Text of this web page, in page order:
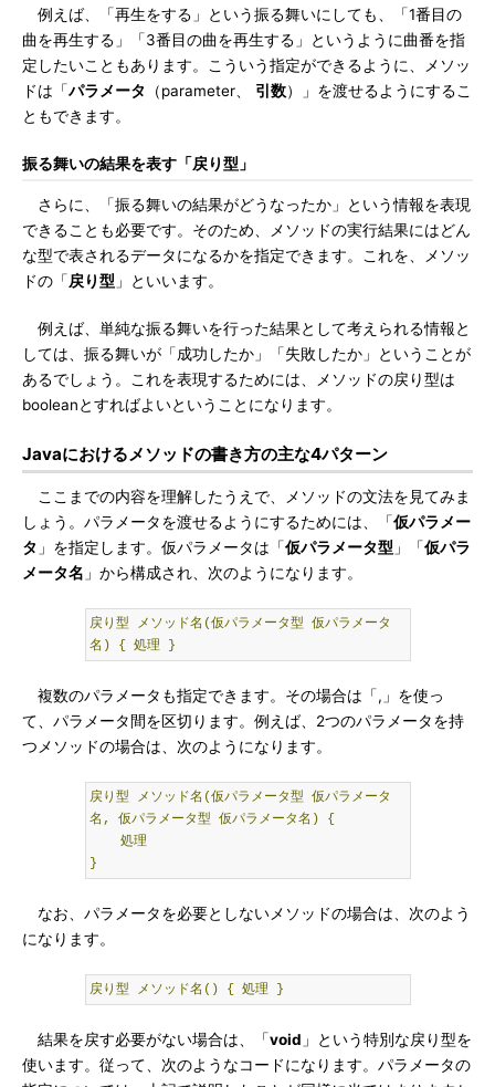
例えば、「再生をする」という振る舞いにしても、「1番目の
曲を再生する」「3番目の曲を再生する」というように曲番を指
定したいこともあります。こういう指定ができるように、メソッ
ドは「パラメータ （parameter、 引数）」を渡せるようにするこ
ともできます。
振る舞いの結果を表す「戻り型」
さらに、「振る舞いの結果がどうなったか」という情報を表現
できることも必要です。そのため、メソッドの実行結果にはどん
な型で表されるデータになるかを指定できます。これを、メソッ
ドの「戻り型 」といいます。
例えば、単純な振る舞いを行った結果として考えられる情報と
しては、振る舞いが「成功したか」「失敗したか」ということが
あるでしょう。これを表現するためには、メソッドの戻り型は
booleanとすればよいということになります。
Javaにおけるメソッドの書き方の主な4パターン
ここまでの内容を理解したうえで、メソッドの文法を見てみま
しょう。パラメータを渡せるようにするためには、「仮パラメー
タ 」を指定します。仮パラメータは「仮パラメータ型 」「仮パラ
メータ名 」から構成され、次のようになります。
戻り型 メソッド名(仮パラメータ型 仮パラメータ
名)
{ 処理 }
複数のパラメータも指定できます。その場合は「,」を使っ
て、パラメータ間を区切ります。例えば、2つのパラメータを持
つメソッドの場合は、次のようになります。
戻り型 メソッド名(仮パラメータ型 仮パラメータ
名,
仮パラメータ型 仮パラメータ名)
{
処理
}
なお、パラメータを必要としないメソッドの場合は、次のよう
になります。
戻り型 メソッド名() { 処理 }
結果を戻す必要がない場合は、「void 」という特別な戻り型を
使います。従って、次のようなコードになります。パラメータの